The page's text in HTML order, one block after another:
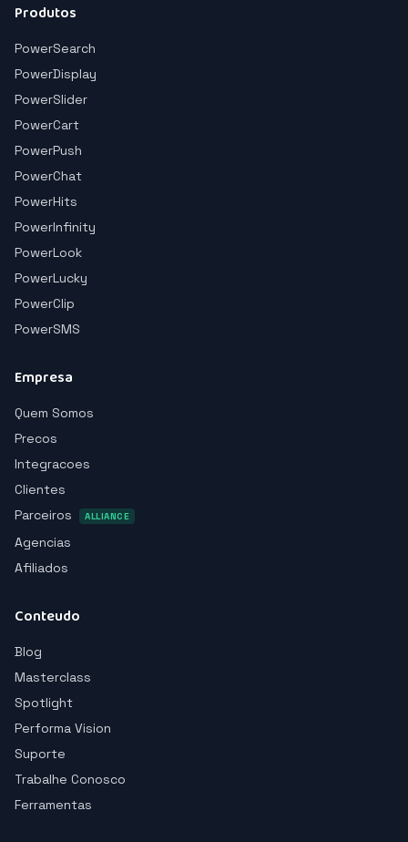
Produtos
PowerSearch
PowerDisplay
PowerSlider
PowerCart
PowerPush
PowerChat
PowerHits
PowerInfinity
PowerLook
PowerLucky
PowerClip
PowerSMS
Empresa
Quem Somos
Precos
Integracoes
Clientes
Parceiros
ALLIANCE
Agencias
Afiliados
Conteudo
Blog
Masterclass
Spotlight
Performa Vision
Suporte
Trabalhe Conosco
Ferramentas